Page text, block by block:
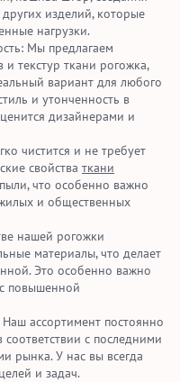
изделий, которые
нагрузки.
Мы предлагаем
текстур ткани рогожка,
вариант для любого
и утонченность в
дизайнерами и
чистится и не требует
свойства ткани
что особенно важно
и общественных
нашей рогожки
материалы, что делает
Это особенно важно
повышенной
ассортимент постоянно
с последними
рынка. У нас вы всегда
и задач.